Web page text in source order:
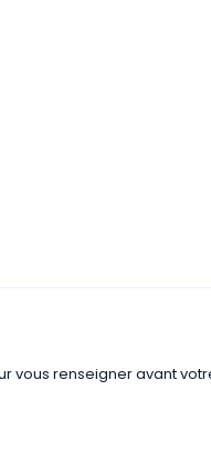
renseigner avant